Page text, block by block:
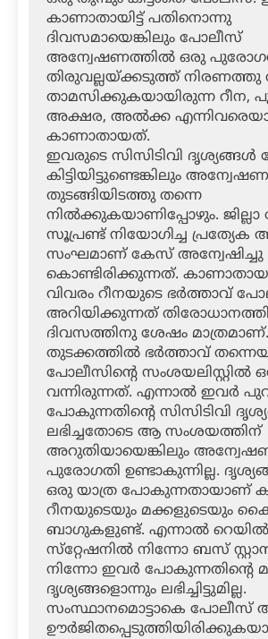
കാണാതായിട്ട് പതിനൊന്നു
ദിവസമായെങ്കിലും പോലീസ്
അന്വേഷണത്തില്‍ ഒരു
തിരുവല്ലയ്ക്കടുത്ത് നിരണത്തു
താമസിക്കുകയായിരുന്ന റീന,
അക്ഷര, അല്‍ക്ക
കാണാതായത്.
ഇവരുടെ സിസിടിവി
കിട്ടിയിട്ടുണ്ടെങ്കിലും
തുടങ്ങിയിടത്തു തന്നെ
നില്‍ക്കുകയാണിപ്പോഴും.
സൂപ്രണ്ട് നിയോഗിച്ച
സംഘമാണ് കേസ് അന്വേഷിച്ചു
കൊണ്ടിരിക്കുന്നത്.
വിവരം റീനയുടെ ഭര്‍ത്താവ്
അറിയിക്കുന്നത്
ദിവസത്തിനു ശേഷം
തുടക്കത്തില്‍ ഭര്‍ത്താവ്
പോലീസിന്റെ സംശയലിസ്റ്റില്‍
വന്നിരുന്നത്. എന്നാല്‍ ഇവര്‍
പോകുന്നതിന്റെ സിസിടിവി
ലഭിച്ചതോടെ ആ സംശയത്തിന്
അറുതിയായെങ്കിലും
പുരോഗതി ഉണ്ടാകുന്നില്ല.
ഒരു യാത്ര പോകുന്നതായാണ്
റീനയുടെയും മക്കളുടെയും
ബാഗുകളുണ്ട്. എന്നാല്‍
സ്‌റ്റേഷനില്‍ നിന്നോ ബസ്
നിന്നോ ഇവര്‍ പോകുന്നതിന്റെ
ദൃശ്യങ്ങളൊന്നും ലഭിച്ചിട്ടുമില്ല.
സംസ്ഥാനമൊട്ടാകെ പോലീസ്